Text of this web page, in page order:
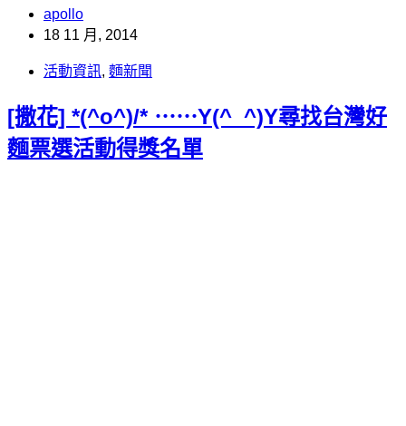
apollo
18 11 月, 2014
活動資訊, 麵新聞
[撒花] *(^o^)/* ⋯⋯Y(^_^)Y尋找台灣好
麵票選活動得獎名單